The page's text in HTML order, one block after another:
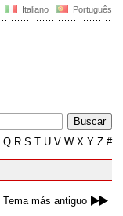
Italiano Português
Q R S T U V W X Y Z #
Tema más antiguo